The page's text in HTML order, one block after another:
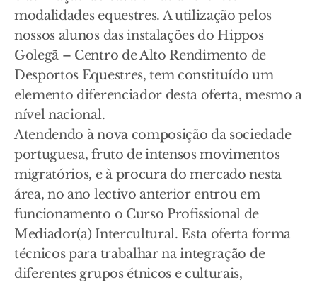
modalidades equestres. A utilização pelos
nossos alunos das instalações do Hippos
Golegã – Centro de Alto Rendimento de
Desportos Equestres, tem constituído um
elemento diferenciador desta oferta, mesmo a
nível nacional.
Atendendo à nova composição da sociedade
portuguesa, fruto de intensos movimentos
migratórios, e à procura do mercado nesta
área, no ano lectivo anterior entrou em
funcionamento o Curso Profissional de
Mediador(a) Intercultural. Esta oferta forma
técnicos para trabalhar na integração de
diferentes grupos étnicos e culturais,